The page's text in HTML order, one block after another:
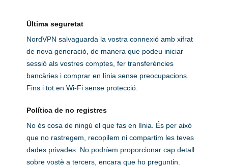
Última seguretat
NordVPN salvaguarda la vostra connexió amb xifrat
de nova generació, de manera que podeu iniciar
sessió als vostres comptes, fer transferències
bancàries i comprar en línia sense preocupacions.
Fins i tot en Wi-Fi sense protecció.
Política de no registres
No és cosa de ningú el que fas en línia. És per això
que no rastregem, recopilem ni compartim les teves
dades privades. No podríem proporcionar cap detall
sobre vostè a tercers, encara que ho preguntin.